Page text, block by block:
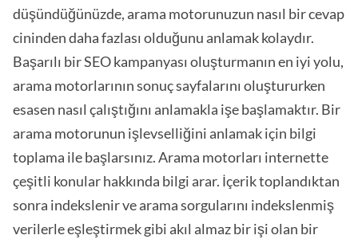
düşündüğünüzde, arama motorunuzun nasıl bir cevap
cininden daha fazlası olduğunu anlamak kolaydır.
Başarılı bir SEO kampanyası oluşturmanın en iyi yolu,
arama motorlarının sonuç sayfalarını oluştururken
esasen nasıl çalıştığını anlamakla işe başlamaktır. Bir
arama motorunun işlevselliğini anlamak için bilgi
toplama ile başlarsınız. Arama motorları internette
çeşitli konular hakkında bilgi arar. İçerik toplandıktan
sonra indekslenir ve arama sorgularını indekslenmiş
verilerle eşleştirmek gibi akıl almaz bir işi olan bir